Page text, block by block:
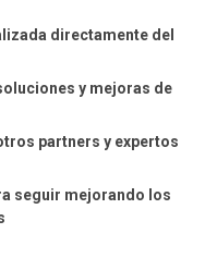
directamente del
y mejoras de
partners y expertos
seguir mejorando los